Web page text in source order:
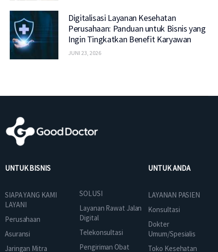
Digitalisasi Layanan Kesehatan
Perusahaan: Panduan untuk Bisnis yang
Ingin Tingkatkan Benefit Karyawan
JUNI 23, 2026
UNTUK BISNIS
SIAPA YANG KAMI
LAYANI
Perusahaan
Asuransi
Jaringan Mitra
SOLUSI
Layanan Rawat Jalan
Digital
Telekonsultasi
Pengiriman Obat
UNTUK ANDA
LAYANAN PASIEN
Konsultasi
Dokter
Umum/Spesialis
Toko Kesehatan